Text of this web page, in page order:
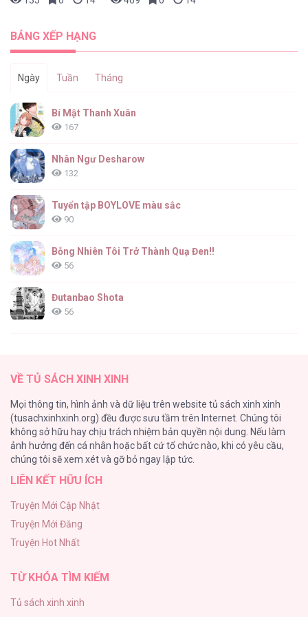
BẢNG XẾP HẠNG
Ngày Tuần Tháng
Bí Mật Thanh Xuân
167
Nhân Ngư Desharow
132
Tuyển tập BOYLOVE màu sắc
90
Bỗng Nhiên Tôi Trở Thành Quạ Đen!!
56
Đutanbao Shota
56
54
Một Đêm Nọ Đột Nhiên Yandere Tới!
51
Cách Khiến Phu Quân Đứng Về Phía Tôi
ONESHOT CHỊCH VỒN CHỊCH VÃ
47
VỀ TỦ SÁCH XINH XINH
Mọi thông tin, hình ảnh và dữ liệu trên website tủ sách xinh xinh
(tusachxinhxinh.org) đều được sưu tầm trên Internet. Chúng tôi
không sở hữu hay chịu trách nhiệm bản quyền nội dung. Nếu làm
ảnh hưởng đến cá nhân hoặc bất cứ tổ chức nào, khi có yêu cầu,
chúng tôi sẽ xem xét và gỡ bỏ ngay lập tức.
LIÊN KẾT HỮU ÍCH
Truyện Mới Cập Nhật
Truyện Mới Đăng
Truyện Hot Nhất
TỪ KHÓA TÌM KIẾM
Tủ sách xinh xinh